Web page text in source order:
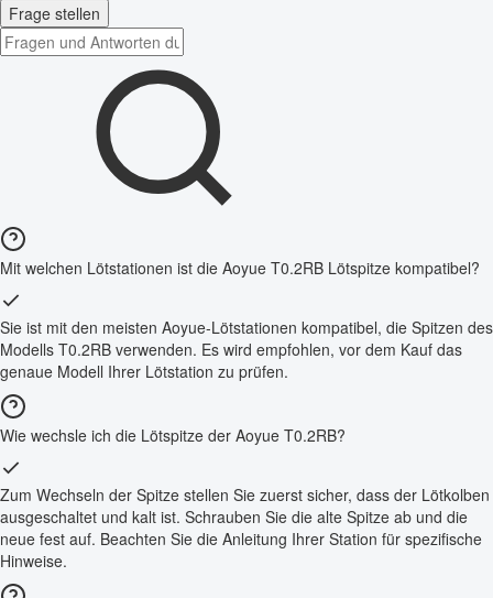
Frage stellen
Mit welchen Lötstationen ist die Aoyue T0.2RB Lötspitze kompatibel?
Sie ist mit den meisten Aoyue-Lötstationen kompatibel, die Spitzen des
Modells T0.2RB verwenden. Es wird empfohlen, vor dem Kauf das
genaue Modell Ihrer Lötstation zu prüfen.
Wie wechsle ich die Lötspitze der Aoyue T0.2RB?
Zum Wechseln der Spitze stellen Sie zuerst sicher, dass der Lötkolben
ausgeschaltet und kalt ist. Schrauben Sie die alte Spitze ab und die
neue fest auf. Beachten Sie die Anleitung Ihrer Station für spezifische
Hinweise.